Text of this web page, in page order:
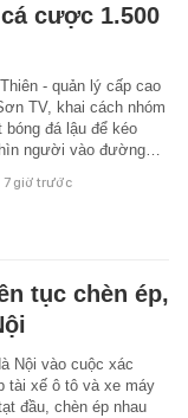
cược 1.500
- quản lý cấp cao
TV, khai cách nhóm
bóng đá lậu để kéo
người vào đường…
7 giờ trước
tục chèn ép,
Nội vào cuộc xác
tài xế ô tô và xe máy
đầu, chèn ép nhau